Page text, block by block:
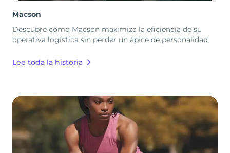
Macson
Descubre cómo Macson maximiza la eficiencia de su
operativa logística sin perder un ápice de personalidad.
Lee toda la historia